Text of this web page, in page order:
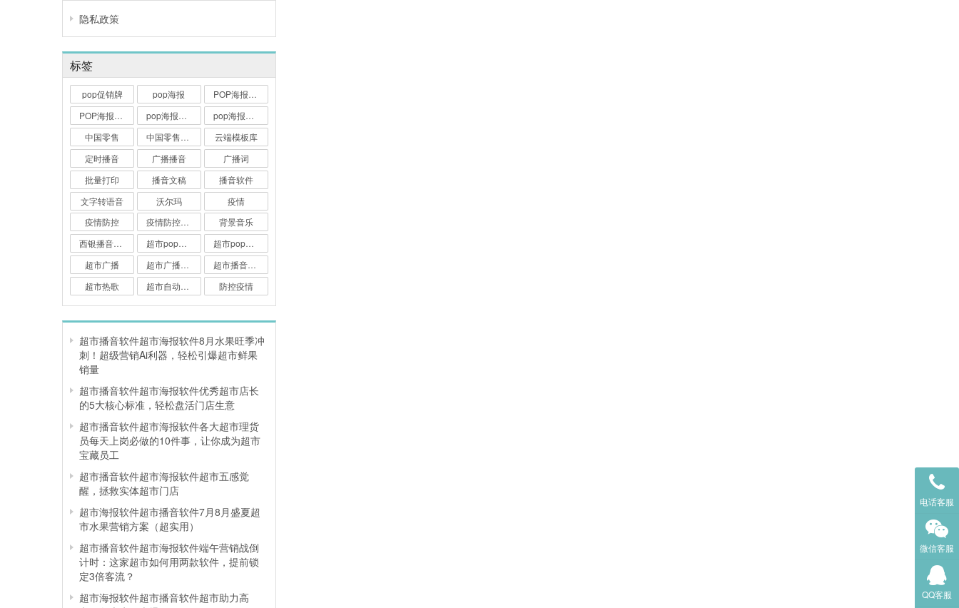
隐私政策
标签
pop促销牌 pop海报
POP海报大师
POP海报打印
pop海报打印软件
pop海报软件
中国零售
中国零售业博览会
云端模板库
定时播音
广播播音
广播词
批量打印
播音文稿
播音软件
文字转语音
沃尔玛
疫情
疫情防控
疫情防控广播词
背景音乐
西银播音大师
超市pop海报
超市pop海报软件
超市广播
超市广播播音
超市播音软件
超市热歌
超市自动播音软件 防控疫情
超市播音软件超市海报软件8月水果旺季冲
刺！超级营销Ai利器，轻松引爆超市鲜果
销量
超市播音软件超市海报软件优秀超市店长
的5大核心标准，轻松盘活门店生意
超市播音软件超市海报软件各大超市理货
员每天上岗必做的10件事，让你成为超市
宝藏员工
超市播音软件超市海报软件超市五感觉
醒，拯救实体超市门店
超市海报软件超市播音软件7月8月盛夏超
市水果营销方案（超实用）
超市播音软件超市海报软件端午营销战倒
计时：这家超市如何用两款软件，提前锁
定3倍客流？
超市海报软件超市播音软件超市助力高
电话客服
微信客服
QQ客服